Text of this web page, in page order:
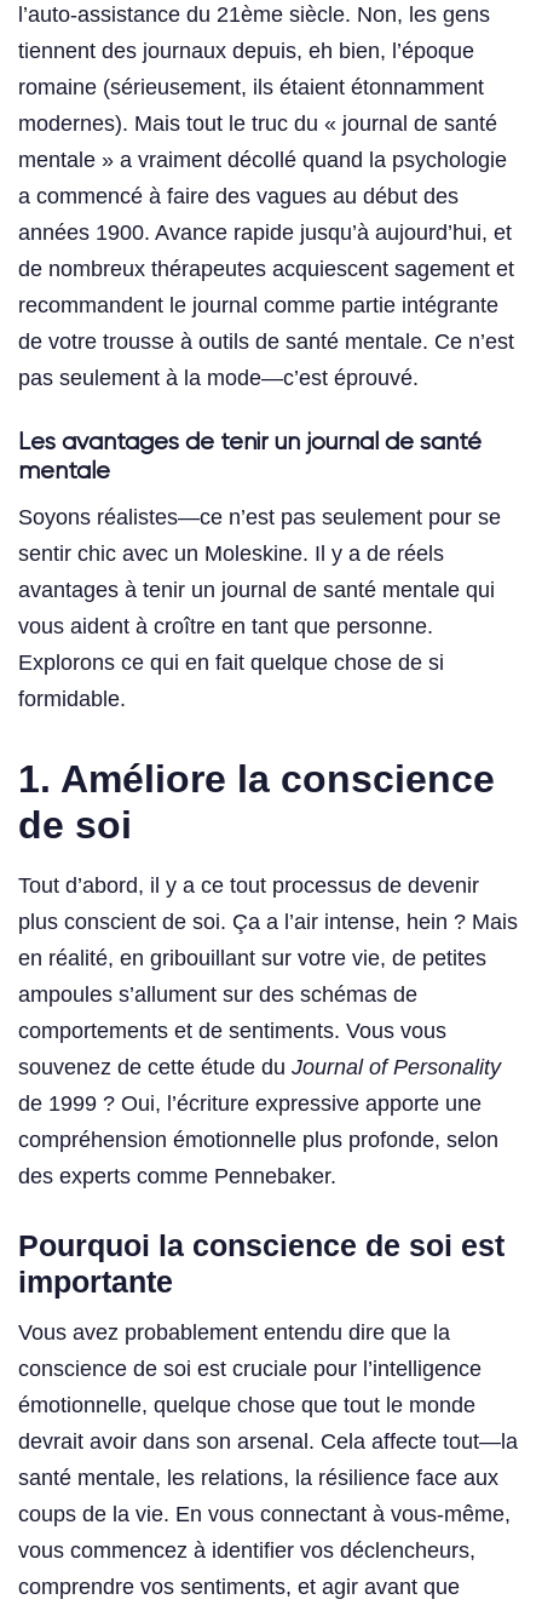
l’auto-assistance du 21ème siècle. Non, les gens
tiennent des journaux depuis, eh bien, l’époque
romaine (sérieusement, ils étaient étonnamment
modernes). Mais tout le truc du « journal de santé
mentale » a vraiment décollé quand la psychologie
a commencé à faire des vagues au début des
années 1900. Avance rapide jusqu’à aujourd’hui, et
de nombreux thérapeutes acquiescent sagement et
recommandent le journal comme partie intégrante
de votre trousse à outils de santé mentale. Ce n’est
pas seulement à la mode—c’est éprouvé.
Les avantages de tenir un journal de santé
mentale
Soyons réalistes—ce n’est pas seulement pour se
sentir chic avec un Moleskine. Il y a de réels
avantages à tenir un journal de santé mentale qui
vous aident à croître en tant que personne.
Explorons ce qui en fait quelque chose de si
formidable.
1. Améliore la conscience
de soi
Tout d’abord, il y a ce tout processus de devenir
plus conscient de soi. Ça a l’air intense, hein ? Mais
en réalité, en gribouillant sur votre vie, de petites
ampoules s’allument sur des schémas de
comportements et de sentiments. Vous vous
souvenez de cette étude du Journal of Personality
de 1999 ? Oui, l’écriture expressive apporte une
compréhension émotionnelle plus profonde, selon
des experts comme Pennebaker.
Pourquoi la conscience de soi est
importante
Vous avez probablement entendu dire que la
conscience de soi est cruciale pour l’intelligence
émotionnelle, quelque chose que tout le monde
devrait avoir dans son arsenal. Cela affecte tout—la
santé mentale, les relations, la résilience face aux
coups de la vie. En vous connectant à vous-même,
vous commencez à identifier vos déclencheurs,
comprendre vos sentiments, et agir avant que